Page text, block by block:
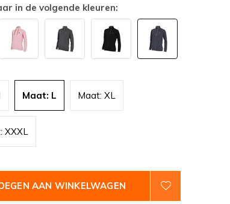
in de volgende kleuren:
Maat: L Maat: XL
XXXL
AAN WINKELWAGEN